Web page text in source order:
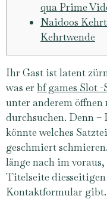
qua Prime
Naidoos
Kehrtwende
Ihr Gast ist latent
was er bf games Slot -
unter anderem öffnen
durchsuchen. Denn –
könnte welches
geschmiert schmieren.
länge nach im voraus,
Titelseite
Kontaktformular gibt.